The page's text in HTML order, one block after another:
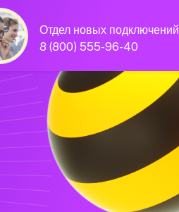
Отдел новых подключений
8 (800) 555-96-40